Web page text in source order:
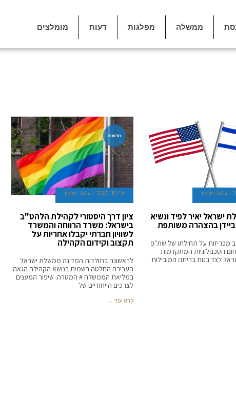
ממשלה מפלגות דעות מומלצים
גלעד מנצור
ישראל יאיר לפיד ונשיא
בהצהרה משותפת
מכריזות על תחילתו של שת"פ
הטכנולוגיות המתקדמות
לצד בנות בריתה המובילות
חדשות
יולי 10, 2022 גלעד מנצור
ציון דרך היסטורי לקהילת הלהט"ב
בישראל: משרד הרווחה והמשרד
לשוויון חברתי יקבלו אחריות על
תקצוב וקידום הקהילה
לראשונה בתולדות המדינה ממשלת ישראל
העבירה החלטה רשמית בנושא הקהילה הגאה
במליאת הממשלה # המטרה: שיפור המענים
לצרכים הייחודיים של
קרא עוד ←